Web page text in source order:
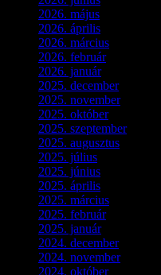
2026. május
2026. április
2026. március
2026. február(4)
2026. január(2)
2025. december(4)
2025. november(3)
2025. október(3)
2025. szeptember(5)
2025. augusztus
2025. július
2025. június
2025. április
2025. március
2025. február(7)
2025. január(3)
2024. december(3)
2024. november(7)
2024. október(6)